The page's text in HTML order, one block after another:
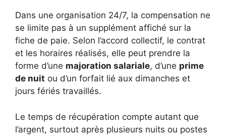
Dans une organisation 24/7, la compensation ne
se limite pas à un supplément affiché sur la
fiche de paie. Selon l’accord collectif, le contrat
et les horaires réalisés, elle peut prendre la
forme d’une majoration salariale, d’une prime
de nuit ou d’un forfait lié aux dimanches et
jours fériés travaillés.
Le temps de récupération compte autant que
l’argent, surtout après plusieurs nuits ou postes